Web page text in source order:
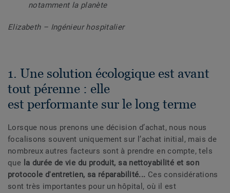
notamment la planète
Elizabeth – Ingénieur hospitalier
1. Une solution écologique est avant
tout pérenne : elle
est performante sur le long terme
Lorsque nous prenons une décision d’achat, nous nous
focalisons souvent uniquement sur l’achat initial, mais de
nombreux autres facteurs sont à prendre en compte, tels
que la durée de vie du produit, sa nettoyabilité et son
protocole d'entretien, sa réparabilité... Ces considérations
sont très importantes pour un hôpital, où il est